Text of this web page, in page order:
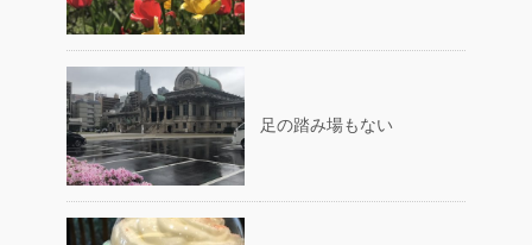
足の踏み場もない